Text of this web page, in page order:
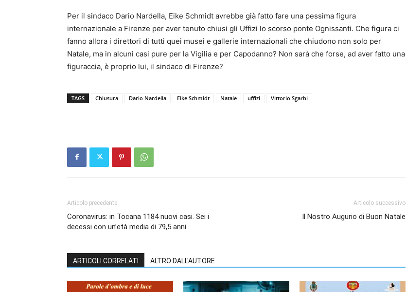
Per il sindaco Dario Nardella, Eike Schmidt avrebbe già fatto fare una pessima figura
internazionale a Firenze per aver tenuto chiusi gli Uffizi lo scorso ponte Ognissanti. Che figura ci
fanno allora i direttori di tutti quei musei e gallerie internazionali che chiudono non solo per
Natale, ma in alcuni casi pure per la Vigilia e per Capodanno? Non sarà che forse, ad aver fatto una
figuraccia, è proprio lui, il sindaco di Firenze?
TAGS Chiusura Dario Nardella Eike Schmidt Natale uffizi Vittorio Sgarbi
Articolo precedente
Coronavirus: in Tocana 1184 nuovi casi. Sei i
decessi con un’età media di 79,5 anni
Articolo successivo
Il Nostro Augurio di Buon Natale
ARTICOLI CORRELATI ALTRO DALL'AUTORE